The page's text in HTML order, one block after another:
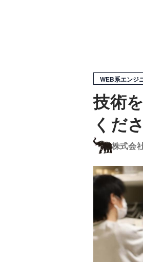
WEB系エンジ
技術
くだ
株式会